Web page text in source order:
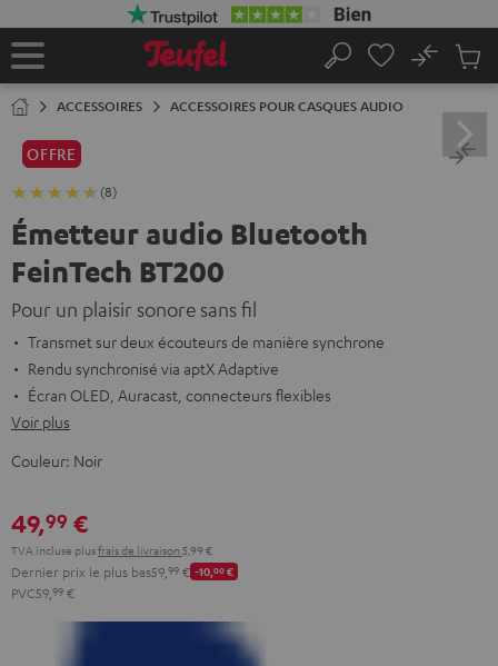
Page
Rechercher
No
panier
ACCESSOIRES ACCESSOIRES POUR CASQUES AUDIO
OFFRE
(8)
Émetteur audio Bluetooth
FeinTech BT200
Pour un plaisir sonore sans fil
Transmet sur deux écouteurs de manière synchrone
Rendu synchronisé via aptX Adaptive
Écran OLED, Auracast, connecteurs flexibles
Voir plus
Couleur: Noir
49,99 €
TVA incluse plusfrais de livraison 5,99 €
Dernier prix le plus bas59, 99 € -10,00€
PVC59, 99 €